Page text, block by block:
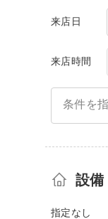
来店日
来店時間
条件を
設備
指定なし